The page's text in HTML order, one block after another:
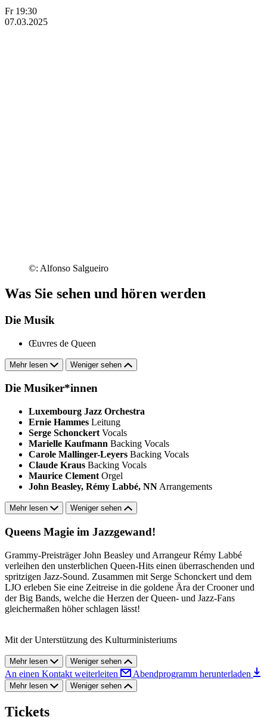
Fr 19:30
07.03.2025
©: Alfonso Salgueiro
Was Sie sehen und hören werden
Die Musik
Œuvres de Queen
Mehr lesen Weniger sehen
Die Musiker*innen
Luxembourg Jazz Orchestra
Ernie Hammes Leitung
Serge Schonckert Vocals
Marielle Kaufmann Backing Vocals
Carole Mallinger-Leyers Backing Vocals
Claude Kraus Backing Vocals
Maurice Clement Orgel
John Beasley, Rémy Labbé, NN Arrangements
Mehr lesen Weniger sehen
Queens Magie im Jazzgewand!
Grammy-Preisträger John Beasley und Arrangeur Rémy Labbé
verleihen den unsterblichen Queen-Hits einen überraschenden und
spritzigen Jazz-Sound. Zusammen mit Serge Schonckert und dem
LJO erleben Sie eine Zeitreise in die goldene Ära der Crooner und
der Big Bands, welche die Herzen der Queen- und Jazz-Fans
gleichermaßen höher schlagen lässt!
Mit der Unterstützung des Kulturministeriums
Mehr lesen Weniger sehen
An einen Kontakt weiterleiten Abendprogramm herunterladen
Mehr lesen Weniger sehen
Tickets